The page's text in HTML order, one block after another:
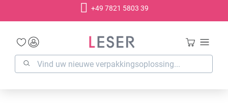
+49 7821 5803 39